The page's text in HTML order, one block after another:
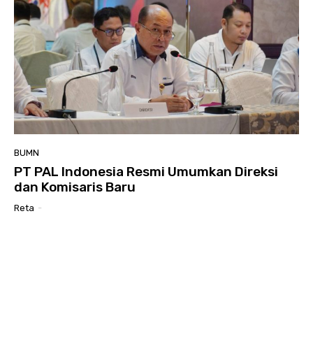
BUMN
PT PAL Indonesia Resmi Umumkan Direksi
dan Komisaris Baru
Reta -